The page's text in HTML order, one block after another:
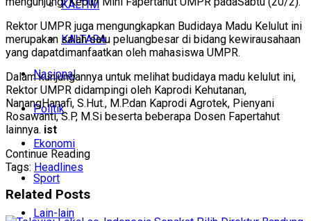
KALTIM
KALTARA
Nasional
Politik
Ekonomi
Sport
Lain-lain
Rektor UMPR juga mengungkapkan Budidaya Madu Kelulut ini
merupakan salah satu peluangbesar di bidang kewirausahaan
yang dapatdimanfaatkan oleh mahasiswa UMPR.
Dalam kunjungannya untuk melihat budidaya madu kelulut ini,
Rektor UMPR didampingi oleh Kaprodi Kehutanan,
NanangHanafi, S.Hut., M.P.dan Kaprodi Agrotek, Pienyani
Rosawanti, S.P, M.Si beserta beberapa Dosen Fapertahut
lainnya. ist
Continue Reading
Tags: Headlines
Related Posts